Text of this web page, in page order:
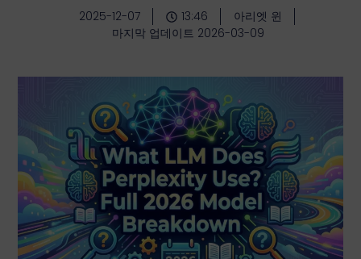
2025-12-07 13:46
아리엣 윈
마지막 업데이트 2026-03-09